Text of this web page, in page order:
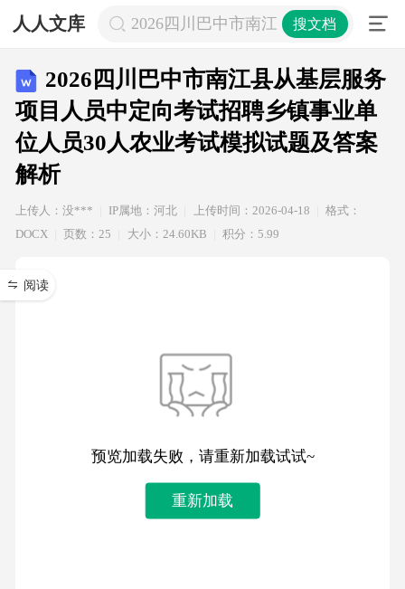
人人文库 2026四川巴中市南江县从基层服务项
搜文档
2026四川巴中市南江县从基层服务
项目人员中定向考试招聘乡镇事业单
位人员30人农业考试模拟试题及答案
解析
上传人：没*** IP属地：河北 上传时间：2026-04-18
格式：
DOCX
页数：25 大小：24.60KB 积分：5.99
阅读
预览加载失败，请重新加载试试~
重新加载